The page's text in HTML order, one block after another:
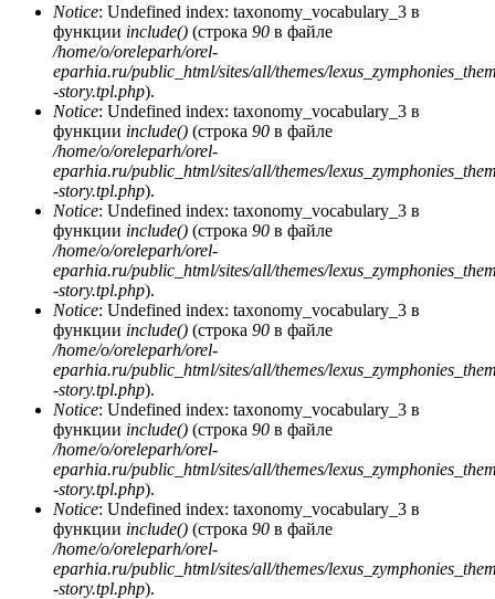
Notice: Undefined index: taxonomy_vocabulary_3 в
функции include() (строка 90 в файле
/home/o/oreleparh/orel-
eparhia.ru/public_html/sites/all/themes/
-story.tpl.php).
Notice: Undefined index: taxonomy_vocabulary_3 в
функции include() (строка 90 в файле
/home/o/oreleparh/orel-
eparhia.ru/public_html/sites/all/themes/
-story.tpl.php).
Notice: Undefined index: taxonomy_vocabulary_3 в
функции include() (строка 90 в файле
/home/o/oreleparh/orel-
eparhia.ru/public_html/sites/all/themes/
-story.tpl.php).
Notice: Undefined index: taxonomy_vocabulary_3 в
функции include() (строка 90 в файле
/home/o/oreleparh/orel-
eparhia.ru/public_html/sites/all/themes/
-story.tpl.php).
Notice: Undefined index: taxonomy_vocabulary_3 в
функции include() (строка 90 в файле
/home/o/oreleparh/orel-
eparhia.ru/public_html/sites/all/themes/
-story.tpl.php).
Notice: Undefined index: taxonomy_vocabulary_3 в
функции include() (строка 90 в файле
/home/o/oreleparh/orel-
eparhia.ru/public_html/sites/all/themes/
-story.tpl.php).